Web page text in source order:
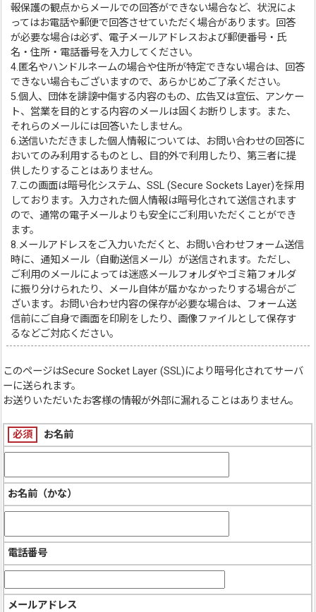
報保護の観点からメールでの回答ができない場合など、状況によ
ってはお電話や郵便で回答させていただく場合があります。回答
が必要な場合は必ず、電子メールアドレスおよび郵便番号・氏
名・住所・電話番号を入力してください。
4.匿名やハンドルネームの場合や住所が特定できない場合は、回答
できない場合もございますので、あらかじめご了承ください。
5.個人、団体を誹謗中傷する内容のもの、広告又は宣伝、アンケー
ト、営業を目的とする内容のメールは固くお断りします。また、
それらのメールには回答いたしません。
6.送信いただきました個人情報については、お問い合わせの回答に
おいてのみ利用するものとし、目的外で利用したり、第三者に提
供したりすることはありません。
7.この画面は暗号化システム、SSL (Secure Sockets Layer)を採用
しております。入力された個人情報は暗号化されて送信されます
ので、通常の電子メールよりも安全にご利用いただくことができ
ます。
8.メールアドレスをご入力いただくと、お問い合わせフォーム送信
時に、通知メール（自動送信メール）が送信されます。ただし、
ご利用のメールによっては迷惑メールフォルダやゴミ箱フォルダ
に振り分けられたり、メール自体が届かなかったりする場合がご
ざいます。お問い合わせ内容の保存が必要な場合は、フォーム送
信前にご自身で画面を印刷をしたり、画像ファイルとして保存す
るなどご対応ください。
このページはSecure Socket Layer (SSL)により暗号化されてサーバ
ーに送られます。
お送りいただいたお客様の情報が外部に漏れることはありません。
必須 お名前
お名前（かな）
電話番号
メールアドレス